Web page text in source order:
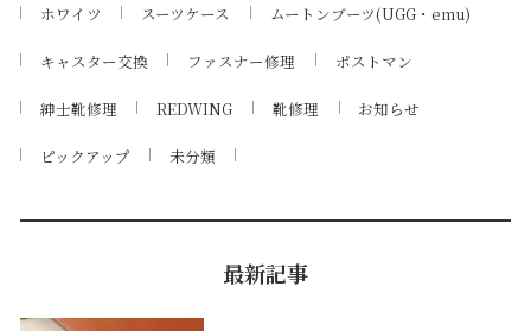
ホワイツ スーツケース ムートンブーツ(UGG・emu)
キャスター交換 ファスナー修理 ポストマン
紳士靴修理 REDWING 靴修理 お知らせ
ピックアップ 未分類
最新記事